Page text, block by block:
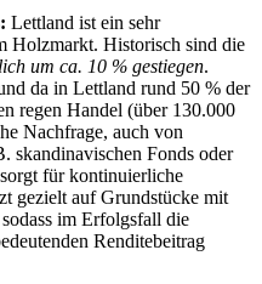
Lettland ist ein sehr
Holzmarkt. Historisch sind die
um ca. 10 % gestiegen.
da in Lettland rund 50 % der
regen Handel (über 130.000
Nachfrage, auch von
skandinavischen Fonds oder
für kontinuierliche
gezielt auf Grundstücke mit
im Erfolgsfall die
Renditebeitrag